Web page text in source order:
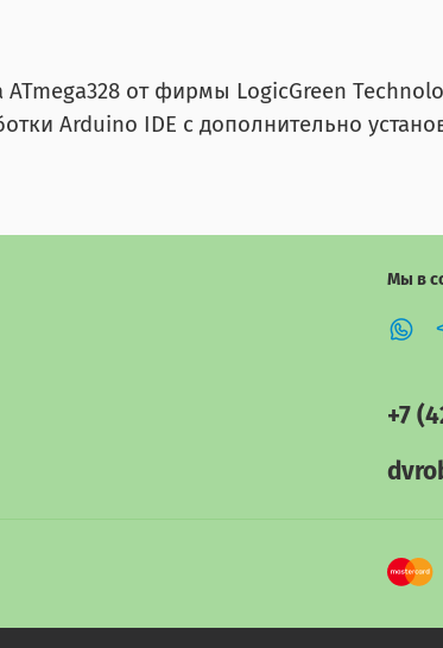
ATmega328 от фирмы LogicGreen
Arduino IDE с дополнительно
Мы в
+7